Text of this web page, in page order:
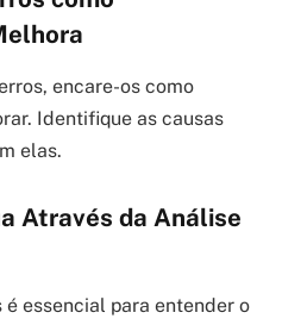
encare-os como
Identifique as causas
elas.
Através da Análise
essencial para entender o